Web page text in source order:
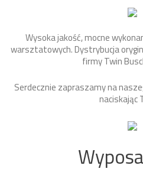
Wysoka jakość, mocne
warsztatowych. Dystrybucja
firmy Twin
Serdecznie zapraszamy na
naciskając